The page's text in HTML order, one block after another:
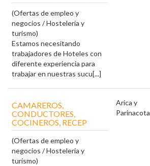
(Ofertas de empleo y
negocios / Hosteleria y
turismo)
Estamos necesitando
trabajadores de Hoteles con
diferente experiencia para
trabajar en nuestras sucu[...]
CAMAREROS,
CONDUCTORES,
COCINEROS, RECEP
(Ofertas de empleo y
negocios / Hosteleria y
turismo)
Arica y
Parinacota